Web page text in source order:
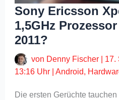
Sony Ericsson
1,5GHz
2011?
von Denny Fischer
17.
13:16 Uhr |Android,
Die ersten Gerüchte